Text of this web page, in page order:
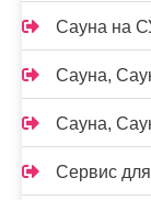
Сауна на
Сауна,
Сауна,
Сервис